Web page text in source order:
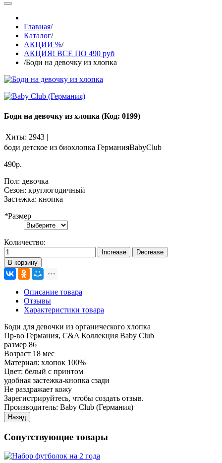
Главная/
Каталог/
АКЦИИ %/
АКЦИЯ! ВСЕ ПО 490 руб
/Боди на девочку из хлопка
Боди на девочку из хлопка (Код: 0199)
Хиты: 2943 |
боди детское из биохлопка ГерманияBabyClub
490р.
Пол: девочка
Сезон: круглогодичный
Застежка: кнопка
*Размер
Количество:
В корзину
Описание товара
Отзывы
Характеристики товара
Боди для девочки из органического хлопка
Пр-во Германия, C&A Коллекция Baby Club
размер 86
Возраст 18 мес
Материал: хлопок 100%
Цвет: белый с принтом
удобная застежка-кнопка сзади
Не раздражает кожу
Зарегистрируйтесь, чтобы создать отзыв.
Производитель: Baby Club (Германия)
Сопутствующие товары